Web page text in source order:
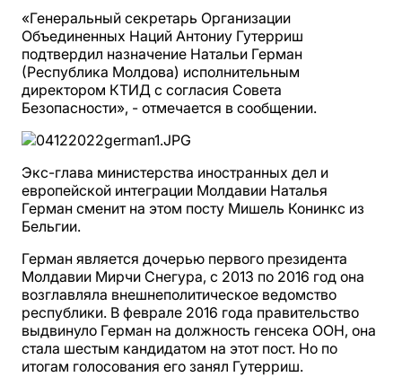
«Генеральный секретарь Организации
Объединенных Наций Антониу Гутерриш
подтвердил назначение Натальи Герман
(Республика Молдова) исполнительным
директором КТИД с согласия Совета
Безопасности», - отмечается в сообщении.
Экс-глава министерства иностранных дел и
европейской интеграции Молдавии Наталья
Герман сменит на этом посту Мишель Конинкс из
Бельгии.
Герман является дочерью первого президента
Молдавии Мирчи Снегура, с 2013 по 2016 год она
возглавляла внешнеполитическое ведомство
республики. В феврале 2016 года правительство
выдвинуло Герман на должность генсека ООН, она
стала шестым кандидатом на этот пост. Но по
итогам голосования его занял Гутерриш.